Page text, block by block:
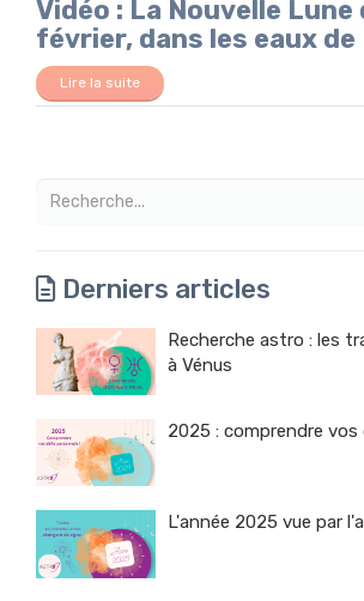
Vidéo : La Nouvelle Lune
février, dans les eaux de
Lire la suite
Derniers articles
Recherche astro : les
à Vénus
2025 : comprendre
L'année 2025 vue par